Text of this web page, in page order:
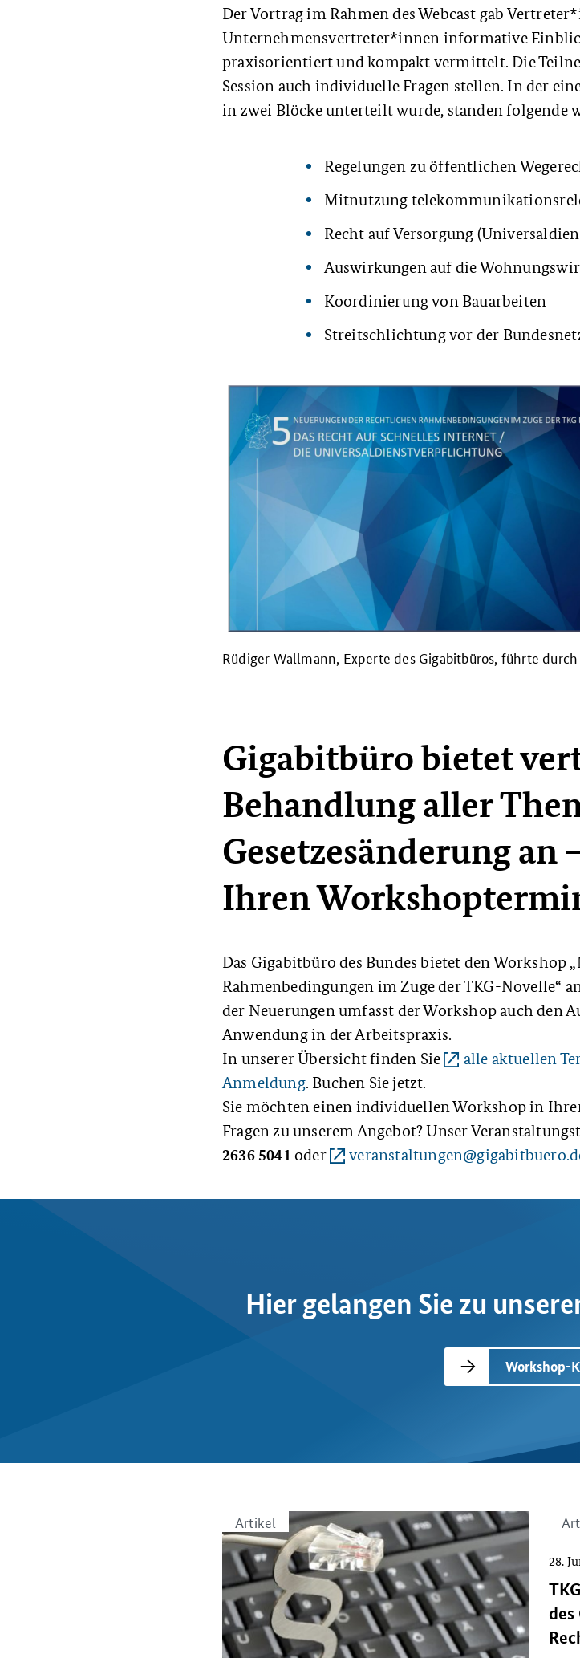
Der Vortrag im Rahmen des Webcast gab
Unternehmensvertreter*innen informative
praxisorientiert und kompakt vermittelt. Die
Session auch individuelle Fragen stellen. In der
in zwei Blöcke unterteilt wurde, standen folgende
Regelungen zu öffentlichen
Mitnutzung
Recht auf Versorgung
Auswirkungen auf die
Koordinierung von Bauarbeiten
Streitschlichtung vor der
Rüdiger Wallmann, Experte des Gigabitbüros, führte
Gigabitbüro bietet
Behandlung aller
Gesetzesänderung an
Ihren
Das Gigabitbüro des Bundes bietet den Workshop
Rahmenbedingungen im Zuge der TKG-Novelle“
der Neuerungen umfasst der Workshop auch den
Anwendung in der Arbeitspraxis.
In unserer Übersicht finden Sie
alle aktuellen
Anmeldung. Buchen Sie jetzt.
Sie möchten einen individuellen Workshop in
Fragen zu unserem Angebot? Unser
2636 5041 oder
Hier gelangen Sie zu
Workshop-
Artikel
des
28.